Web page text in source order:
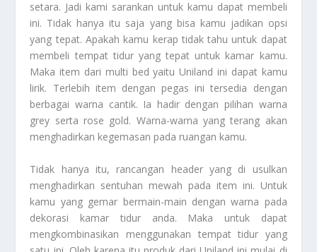
setara. Jadi kami sarankan untuk kamu dapat membeli
ini. Tidak hanya itu saja yang bisa kamu jadikan opsi
yang tepat. Apakah kamu kerap tidak tahu untuk dapat
membeli tempat tidur yang tepat untuk kamar kamu.
Maka item dari multi bed yaitu Uniland ini dapat kamu
lirik. Terlebih item dengan pegas ini tersedia dengan
berbagai warna cantik. Ia hadir dengan pilihan warna
grey serta rose gold. Warna-warna yang terang akan
menghadirkan kegemasan pada ruangan kamu.
Tidak hanya itu, rancangan header yang di usulkan
menghadirkan sentuhan mewah pada item ini. Untuk
kamu yang gemar bermain-main dengan warna pada
dekorasi kamar tidur anda. Maka untuk dapat
mengkombinasikan menggunakan tempat tidur yang